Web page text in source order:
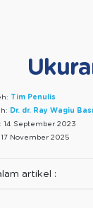
Tim Penulis
Dr. dr. Ray Wagiu
14 September 2023
17 November 2025
artikel :